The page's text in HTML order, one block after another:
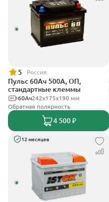
5 Россия
Пульс 60Ач 500А, ОП,
стандартные клеммы
242x175x190 мм
60Ач
Обратная полярность
4 500 ₽
12 месяцев